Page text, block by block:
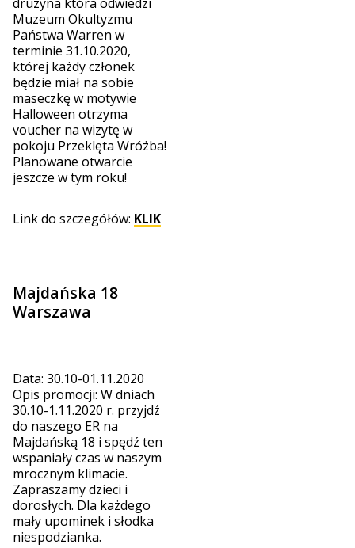
Muzeum Okultyzmu
Państwa Warren w
terminie 31.10.2020,
której każdy członek
będzie miał na sobie
maseczkę w motywie
Halloween otrzyma
voucher na wizytę w
pokoju Przeklęta Wróżba!
Planowane otwarcie
jeszcze w tym roku!
Link do szczegółów: KLIK
Majdańska 18
Warszawa
Data: 30.10-01.11.2020
Opis promocji: W dniach
30.10-1.11.2020 r. przyjdź
do naszego ER na
Majdańską 18 i spędź ten
wspaniały czas w naszym
mrocznym klimacie.
Zapraszamy dzieci i
dorosłych. Dla każdego
mały upominek i słodka
niespodzianka.